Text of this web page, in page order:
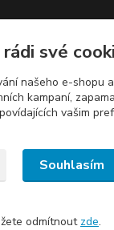
své
našeho e-shopu
kampaní,
vašim
Souhlasím
odmítnout zde.